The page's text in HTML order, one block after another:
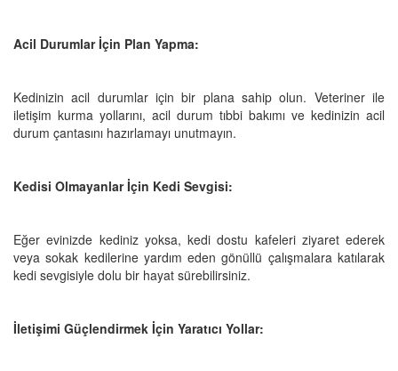
Acil Durumlar İçin Plan Yapma:
Kedinizin acil durumlar için bir plana sahip olun. Veteriner ile
iletişim kurma yollarını, acil durum tıbbi bakımı ve kedinizin acil
durum çantasını hazırlamayı unutmayın.
Kedisi Olmayanlar İçin Kedi Sevgisi:
Eğer evinizde kediniz yoksa, kedi dostu kafeleri ziyaret ederek
veya sokak kedilerine yardım eden gönüllü çalışmalara katılarak
kedi sevgisiyle dolu bir hayat sürebilirsiniz.
İletişimi Güçlendirmek İçin Yaratıcı Yollar: